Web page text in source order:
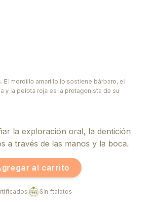
El mordillo amarillo lo sostiene bárbaro, el
y la pelota roja es la protagonista de su
la exploración oral, la dentición
a través de las manos y la boca.
al carrito
Sin ftalatos